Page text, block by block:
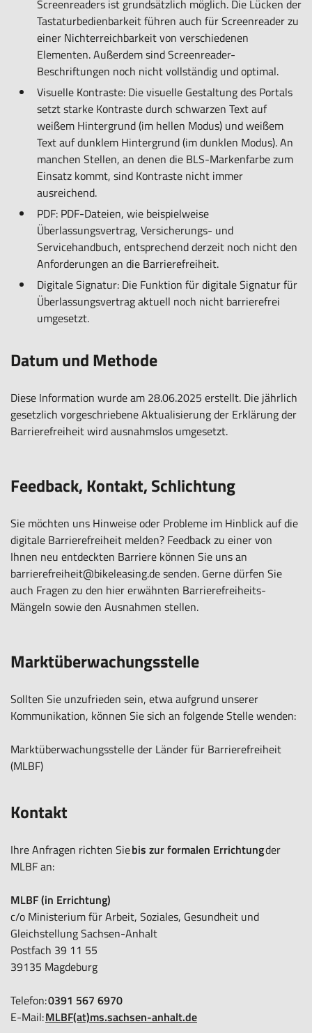
Screenreaders ist grundsätzlich möglich. Die Lücken der
Tastaturbedienbarkeit führen auch für Screenreader zu
einer Nichterreichbarkeit von verschiedenen
Elementen. Außerdem sind Screenreader-
Beschriftungen noch nicht vollständig und optimal.
Visuelle Kontraste: Die visuelle Gestaltung des Portals
setzt starke Kontraste durch schwarzen Text auf
weißem Hintergrund (im hellen Modus) und weißem
Text auf dunklem Hintergrund (im dunklen Modus). An
manchen Stellen, an denen die BLS-Markenfarbe zum
Einsatz kommt, sind Kontraste nicht immer
ausreichend.
PDF: PDF-Dateien, wie beispielweise
Überlassungsvertrag, Versicherungs- und
Servicehandbuch, entsprechend derzeit noch nicht den
Anforderungen an die Barrierefreiheit.
Digitale Signatur: Die Funktion für digitale Signatur für
Überlassungsvertrag aktuell noch nicht barrierefrei
umgesetzt.
Datum und Methode
Diese Information wurde am 28.06.2025 erstellt. Die jährlich
gesetzlich vorgeschriebene Aktualisierung der Erklärung der
Barrierefreiheit wird ausnahmslos umgesetzt.
Feedback, Kontakt, Schlichtung
Sie möchten uns Hinweise oder Probleme im Hinblick auf die
digitale Barrierefreiheit melden? Feedback zu einer von
Ihnen neu entdeckten Barriere können Sie uns an
barrierefreiheit@bikeleasing.desenden. Gerne dürfen Sie
auch Fragen zu den hier erwähnten Barrierefreiheits-
Mängeln sowie den Ausnahmen stellen.
Marktüberwachungsstelle
Sollten Sie unzufrieden sein, etwa aufgrund unserer
Kommunikation, können Sie sich an folgende Stelle wenden:
Marktüberwachungsstelle der Länder für Barrierefreiheit
(MLBF)
Kontakt
Ihre Anfragen richten Siebis zur formalen Errichtungder
MLBF an:
MLBF (in Errichtung)
c/o Ministerium für Arbeit, Soziales, Gesundheit und
Gleichstellung Sachsen-Anhalt
Postfach 39 11 55
39135 Magdeburg
Telefon:0391 567 6970
E-​Mail:MLBF(at)ms.sachsen-​anhalt.de